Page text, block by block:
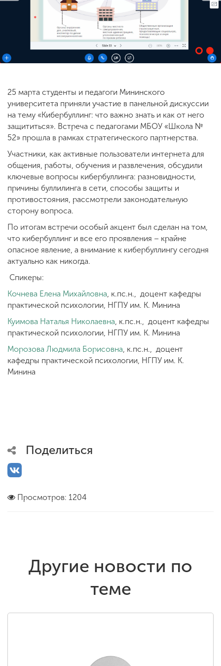
SPN CHI
комиссия
+7 (831) 262-26-20
25 марта студенты и педагоги Мининского
университета приняли участие в панельной дискуссии
на тему «Кибербуллинг: что важно знать и как от него
защититься». Встреча с педагогами МБОУ «Школа №
52» прошла в рамках стратегического партнерства.
Участники, как активные пользователи интернета для
общения, работы, обучения и развлечения, обсудили
ключевые вопросы кибербуллинга: разновидности,
причины буллилинга в сети, способы защиты и
противостояния, рассмотрели законодательную
сторону вопроса.
По итогам встречи особый акцент был сделан на том,
что кибербуллинг и все его проявления – крайне
опасное явление, а внимание к кибербуллингу сегодня
актуально как никогда.
Спикеры:
Кочнева Елена Михайловна , к.пс.н., доцент кафедры
практической психологии, НГПУ им. К. Минина
Куимова Наталья Николаевна , к.пс.н., доцент кафедры
практической психологии, НГПУ им. К. Минина
Морозова Людмила Борисовна , к.пс.н., доцент
кафедры практической психологии, НГПУ им. К.
Минина
Поделиться
Просмотров: 1204
Другие новости по
теме